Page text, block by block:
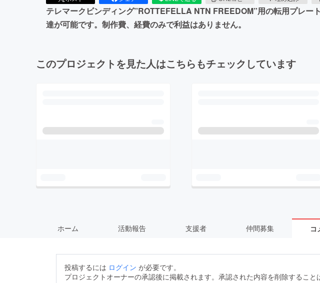
テレマークビンディング”ROTTEFELLA NTN FREEDOM”用の転用プレ
達が可能です。制作費、経費のみで利益はありません。
このプロジェクトを見た人はこちらもチェックしています
ホーム 活動報告 支援者 仲間募集 コ
投稿するには ログイン が必要です。
プロジェクトオーナーの承認後に掲載されます。承認された内容を削除すること